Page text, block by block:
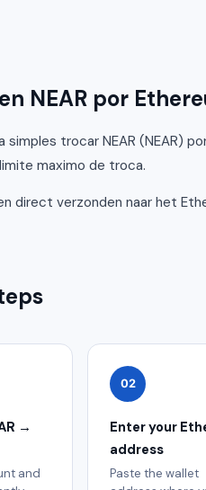
NEAR por
trocar NEAR (NEAR)
maximo de troca.
direct verzonden naar het
→
and
02
Enter your
address
Paste the wallet